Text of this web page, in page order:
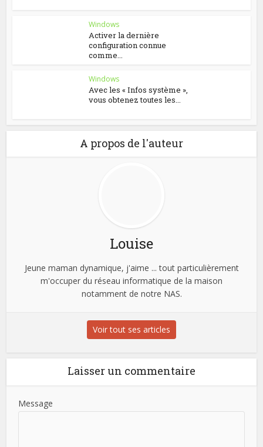
Windows
Activer la dernière
configuration connue
comme...
Windows
Avec les « Infos système »,
vous obtenez toutes les...
A propos de l'auteur
Louise
Jeune maman dynamique, j'aime ... tout particulièrement
m'occuper du réseau informatique de la maison
notamment de notre NAS.
Voir tout ses articles
Laisser un commentaire
Message